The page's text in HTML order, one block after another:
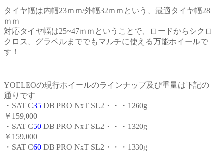
タイヤ幅は内幅23ｍｍ/外幅32ｍｍという、最適タイヤ幅28
ｍｍ
対応タイヤ幅は25~47ｍｍということで、ロードからシクロ
クロス、グラベルまででもマルチに使える万能ホイールで
す！
YOELEOの現行ホイールのラインナップ及び重量は下記の
通りです
・SAT C35 DB PRO NxT SL2・・・1260g
￥159,000
・SAT C50 DB PRO NxT SL2・・・1320g
￥159,000
・SAT C60 DB PRO NxT SL2・・・1330g